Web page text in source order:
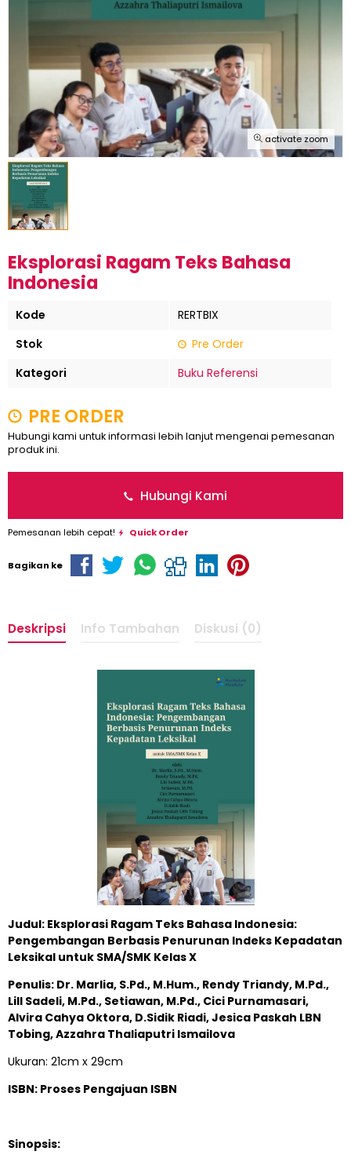
activate zoom
Eksplorasi Ragam Teks Bahasa
Indonesia
Kode
RERTBIX
Stok
Pre Order
Kategori
Buku Referensi
PRE ORDER
Hubungi kami untuk informasi lebih lanjut mengenai pemesanan
produk ini.
Hubungi Kami
Pemesanan lebih cepat! Quick Order
Bagikan ke
Deskripsi Info Tambahan Diskusi (0)
Judul: Eksplorasi Ragam Teks Bahasa Indonesia:
Pengembangan Berbasis Penurunan Indeks Kepadatan
Leksikal untuk SMA/SMK Kelas X
Penulis: Dr. Marlia, S.Pd., M.Hum., Rendy Triandy, M.Pd.,
Lill Sadeli, M.Pd., Setiawan, M.Pd., Cici Purnamasari,
Alvira Cahya Oktora, D.Sidik Riadi, Jesica Paskah LBN
Tobing, Azzahra Thaliaputri Ismailova
Ukuran: 21cm x 29cm
ISBN: Proses Pengajuan ISBN
Sinopsis: